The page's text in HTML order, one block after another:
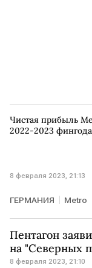
Чистая прибыль
2022-2023
8 февраля 2023, 21:13
ГЕРМАНИЯ Metro
Пентагон
на "Северных
8 февраля 2023, 21:10